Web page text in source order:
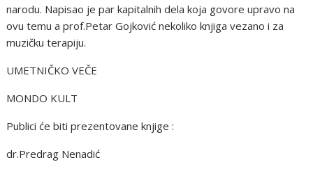
narodu. Napisao je par kapitalnih dela koja govore upravo na
ovu temu a prof.Petar Gojković nekoliko knjiga vezano i za
muzičku terapiju.
UMETNIČKO VEČE
MONDO KULT
Publici će biti prezentovane knjige :
dr.Predrag Nenadić